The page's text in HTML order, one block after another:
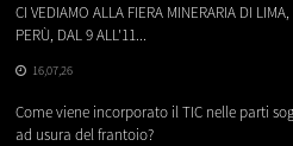
CI VEDIAMO ALLA FIERA MINERARIA DI LIMA,
PERÙ, DAL 9 ALL'11...
16,07,26
Come viene incorporato il TIC nelle parti
ad usura del frantoio?